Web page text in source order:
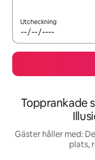
Utcheckning
Topprankade
Gäster håller med:
plats,